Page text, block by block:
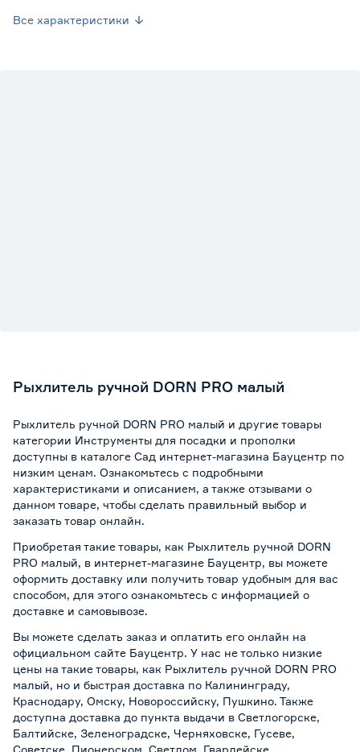
Все характеристики
Рыхлитель ручной DORN PRO малый
Рыхлитель ручной DORN PRO малый и другие товары
категории Инструменты для посадки и прополки
доступны в каталоге Сад интернет-магазина Бауцентр по
низким ценам. Ознакомьтесь с подробными
характеристиками и описанием, а также отзывами о
данном товаре, чтобы сделать правильный выбор и
заказать товар онлайн.
Приобретая такие товары, как Рыхлитель ручной DORN
PRO малый, в интернет-магазине Бауцентр, вы можете
оформить доставку или получить товар удобным для вас
способом, для этого ознакомьтесь с информацией о
доставке и самовывозе.
Вы можете сделать заказ и оплатить его онлайн на
официальном сайте Бауцентр. У нас не только низкие
цены на такие товары, как Рыхлитель ручной DORN PRO
малый, но и быстрая доставка по Калининграду,
Краснодару, Омску, Новороссийску, Пушкино. Также
доступна доставка до пункта выдачи в Светлогорске,
Балтийске, Зеленоградске, Черняховске, Гусеве,
Советске, Пионерском, Светлом, Гвардейске,